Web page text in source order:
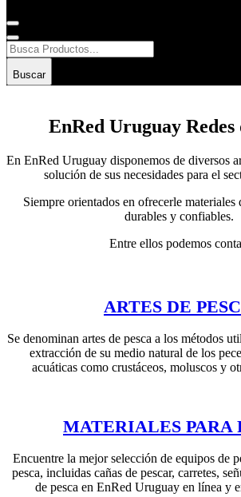
Buscar
EnRed Uruguay Redes
En EnRed Uruguay disponemos de diversos
solución de sus necesidades para el
Siempre orientados en ofrecerle materiales
durables y confiables.
Entre ellos podemos
ARTES DE
Se denominan artes de pesca a los métodos
extracción de su medio natural de los
acuáticas como crustáceos, moluscos y
MATERIALES PARA
Encuentre la mejor selección de equipos de
pesca, incluidas cañas de pescar, carretes,
de pesca en EnRed Uruguay en línea y